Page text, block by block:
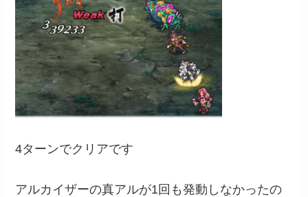
4ターンでクリアです
アルカイザーの真アルが1回も発動しなかったの